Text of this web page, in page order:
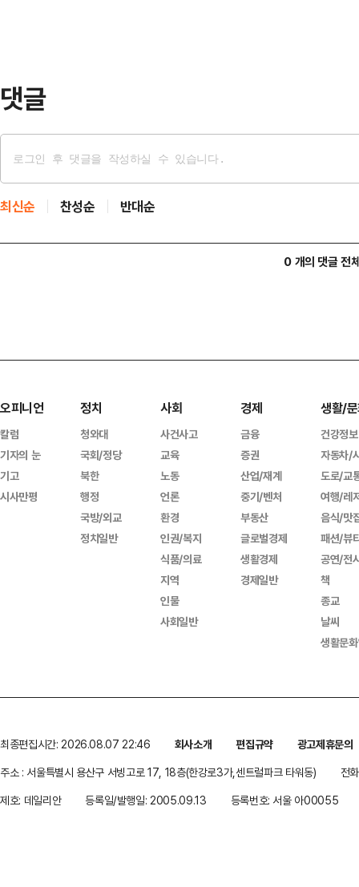
댓글
최신순 찬성순 반대순
0 개의 댓글 전
오피니언
칼럼
기자의 눈
기고
시사만평
정치
청와대
국회/정당
북한
행정
국방/외교
정치일반
사회
사건사고
교육
노동
언론
환경
인권/복지
식품/의료
지역
인물
사회일반
경제
금융
증권
산업/재계
중기/벤처
부동산
글로벌경제
생활경제
경제일반
생활/
건강정보
자동차/
도로/교
여행/레
음식/맛
패션/뷰
공연/전
책
종교
날씨
생활문
최종편집시간: 2026.08.07 22:46 회사소개 편집규약
광고제휴문의
주소 : 서울특별시 용산구 서빙고로 17, 18층(한강로3가,센트럴파크 타워동)
전
제호: 데일리안
등록일/발행일: 2005.09.13 등록번호: 서울 아00055